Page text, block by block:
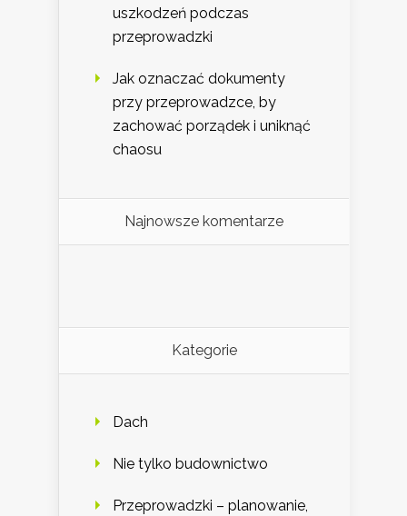
uszkodzeń podczas
przeprowadzki
Jak oznaczać dokumenty
przy przeprowadzce, by
zachować porządek i uniknąć
chaosu
Najnowsze komentarze
Kategorie
Dach
Nie tylko budownictwo
Przeprowadzki – planowanie,